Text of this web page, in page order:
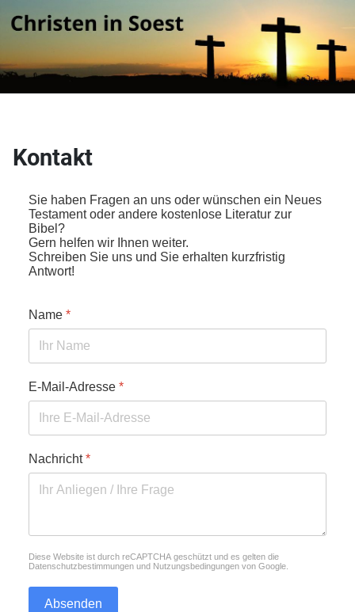
Kontakt
Sie haben Fragen an uns oder wünschen ein Neues
Testament oder andere kostenlose Literatur zur
Bibel?
Gern helfen wir Ihnen weiter.
Schreiben Sie uns und Sie erhalten kurzfristig
Antwort!
Name *
E-Mail-Adresse *
Nachricht*
reCAPTCHA*
Diese Website ist durch reCAPTCHA geschützt und es gelten die
Datenschutzbestimmungen und Nutzungsbedingungen von Google.
Absenden